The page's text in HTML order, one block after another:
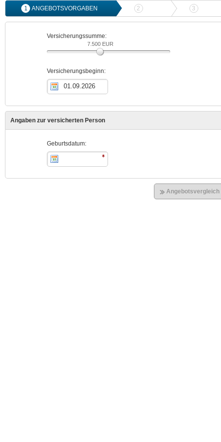
1 ANGEBOTSVORGABEN 2 ANGEBOTSVERGLEICH
3
Versicherungssumme:
7.500 EUR
Versicherungsbeginn:
Angaben zur versicherten Person
Geburtsdatum:
Angebotsvergleich